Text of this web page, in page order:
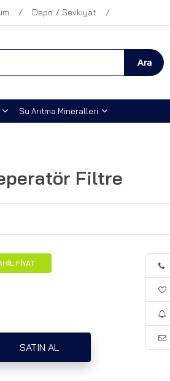
Depo / Sevkiyat
Su Arıtma Mineralleri
Filtre
FİYAT